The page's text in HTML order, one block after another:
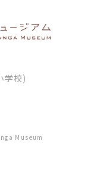
学校)
Museum